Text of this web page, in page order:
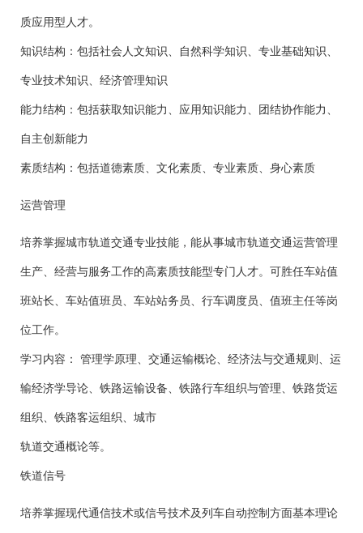
质应用型人才。
知识结构：包括社会人文知识、自然科学知识、专业基础知识、
专业技术知识、经济管理知识
能力结构：包括获取知识能力、应用知识能力、团结协作能力、
自主创新能力
素质结构：包括道德素质、文化素质、专业素质、身心素质
运营管理
培养掌握城市轨道交通专业技能，能从事城市轨道交通运营管理
生产、经营与服务工作的高素质技能型专门人才。可胜任车站值
班站长、车站值班员、车站站务员、行车调度员、值班主任等岗
位工作。
学习内容： 管理学原理、交通运输概论、经济法与交通规则、运
输经济学导论、铁路运输设备、铁路行车组织与管理、铁路货运
组织、铁路客运组织、城市
轨道交通概论等。
铁道信号
培养掌握现代通信技术或信号技术及列车自动控制方面基本理论